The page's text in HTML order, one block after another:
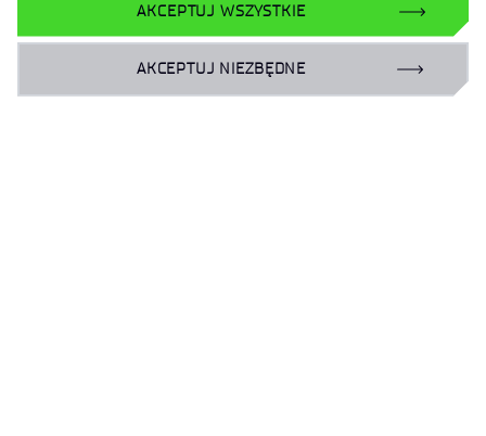
AKCEPTUJ WSZYSTKIE
AKCEPTUJ NIEZBĘDNE